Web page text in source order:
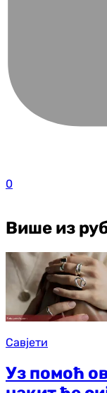
0
Више из
Савјети
Уз помоћ